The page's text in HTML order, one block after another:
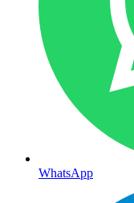
WhatsApp